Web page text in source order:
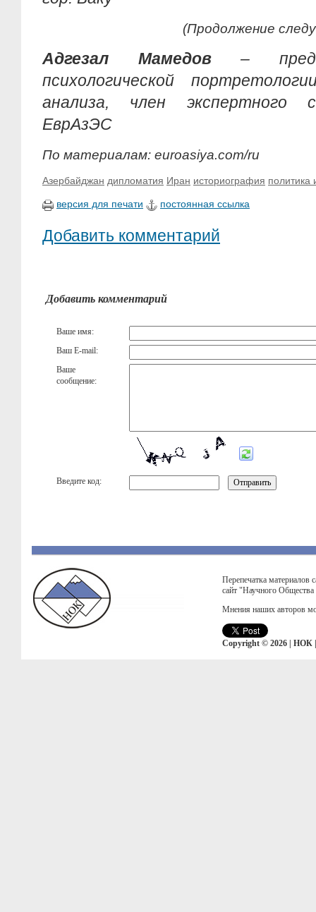
(Продолжение
Адгезал Мамедов–
психологической
анализа, член экспертного
ЕврАзЭС
По материалам: euroasiya.com/ru
Азербайджан дипломатия Иран историография политика
версия для печати постоянная ссылка
Добавить комментарий
Добавить комментарий
Ваше имя:
Ваш E-mail:
Ваше
сообщение:
Введите код:
Перепечатка материалов
сайт "Научного
Мнения наших авторов
Copyright © 2026 | НОК